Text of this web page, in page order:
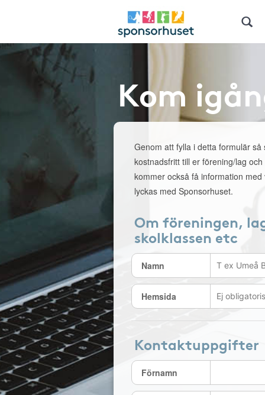
Kom
Genom att fylla i detta formulär så
kostnadsfritt till er förening/lag
kommer också få information
lyckas med Sponsorhuset.
Om föreningen,
skolklassen etc
Namn
Hemsida
Kontaktuppgifter
Förnamn